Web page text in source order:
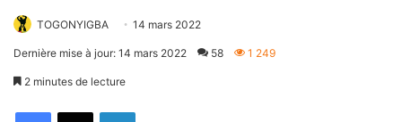
TOGONYIGBA 14 mars 2022
Dernière mise à jour: 14 mars 2022 58 1 249
2 minutes de lecture
FacebookX Linkedin